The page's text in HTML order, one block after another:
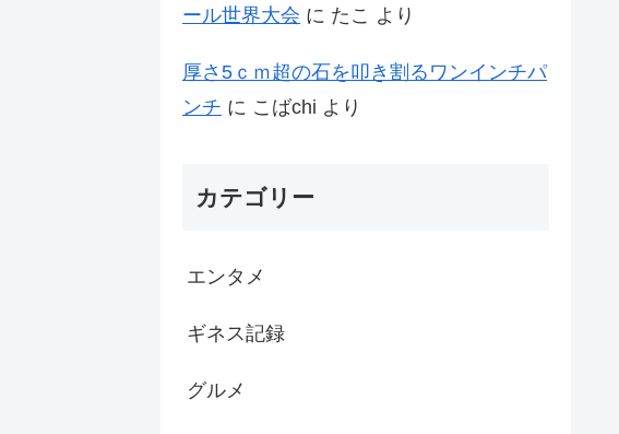
ール世界大会 に たこ より
厚さ5ｃｍ超の石を叩き割るワンインチパ
ンチ に こばchi より
カテゴリー
エンタメ
ギネス記録
グルメ